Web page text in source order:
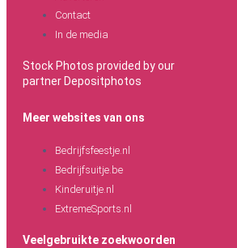
Contact
In de media
Stock Photos provided by our
partner Depositphotos
Meer websites van ons
Bedrijfsfeestje.nl
Bedrijfsuitje.be
Kinderuitje.nl
ExtremeSports.nl
Veelgebruikte zoekwoorden